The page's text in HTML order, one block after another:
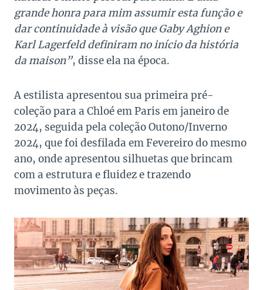
grande honra para mim assumir esta função e
dar continuidade à visão que Gaby Aghion e
Karl Lagerfeld definiram no início da história
da maison”, disse ela na época.
A estilista apresentou sua primeira pré-
coleção para a Chloé em Paris em janeiro de
2024, seguida pela coleção Outono/Inverno
2024, que foi desfilada em Fevereiro do mesmo
ano, onde apresentou silhuetas que brincam
com a estrutura e fluidez e trazendo
movimento às peças.